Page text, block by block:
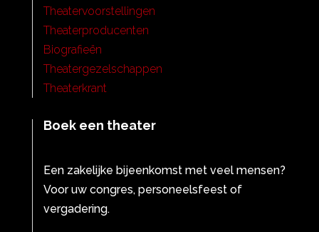
Theatervoorstellingen
Theaterproducenten
Biografieën
Theatergezelschappen
Theaterkrant
Boek een theater
Een zakelijke bijeenkomst met veel mensen?
Voor uw congres, personeelsfeest of
vergadering.